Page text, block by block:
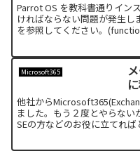
Parrot OS を教科書通りイン
ければならない問題が発生
を参照してください。
Microsoft365
他社から
ました。もう２度とやらない
SEの方などのお役に立てれ